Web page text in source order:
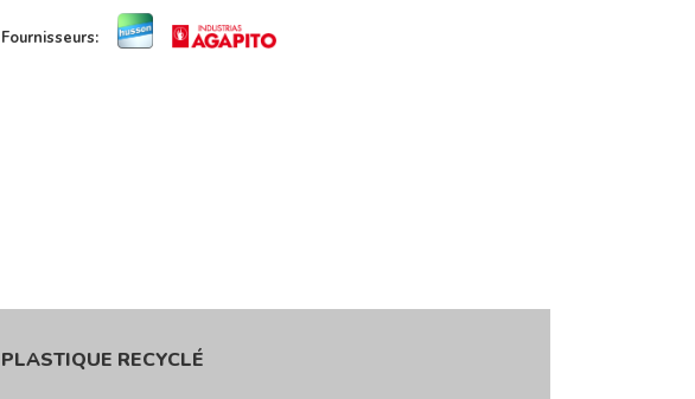
Fournisseurs:
PLASTIQUE RECYCLÉ